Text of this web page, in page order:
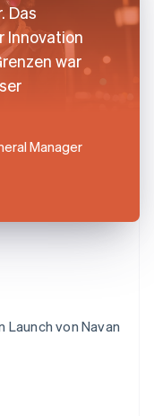
Launch von Navan
Das
Innovation
war
Manager